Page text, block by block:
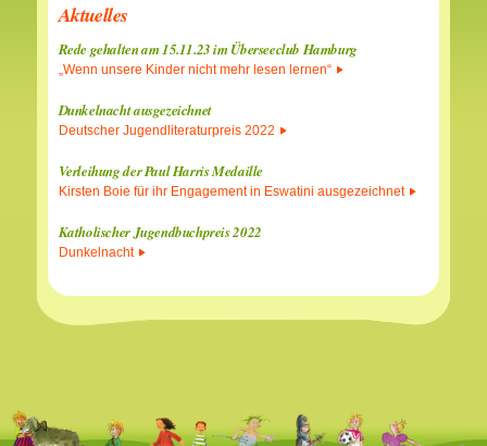
Aktuelles
Rede gehalten am 15.11.23 im Überseeclub Hamburg
„Wenn unsere Kinder nicht mehr lesen lernen“
Dunkelnacht ausgezeichnet
Deutscher Jugendliteraturpreis 2022
Verleihung der Paul Harris Medaille
Kirsten Boie für ihr Engagement in Eswatini ausgezeichnet
Katholischer Jugendbuchpreis 2022
Dunkelnacht